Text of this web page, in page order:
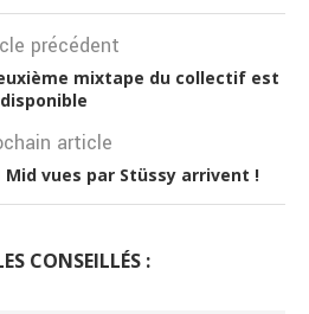
précédent
mixtape du collectif est
disponible
article
Mid vues par Stüssy arrivent !
CONSEILLÉS :